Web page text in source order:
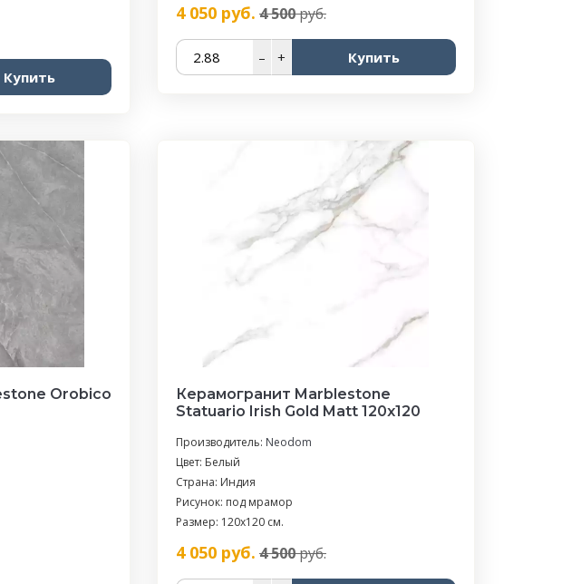
Купить
4 050руб. 4 500руб.
– + Купить
Orobico
Керамогранит Marblestone
Statuario Irish Gold Matt 120x120
Производитель: Neodom
Цвет: Белый
Страна: Индия
Рисунок: под мрамор
Размер: 120x120 см.
4 050руб. 4 500руб.